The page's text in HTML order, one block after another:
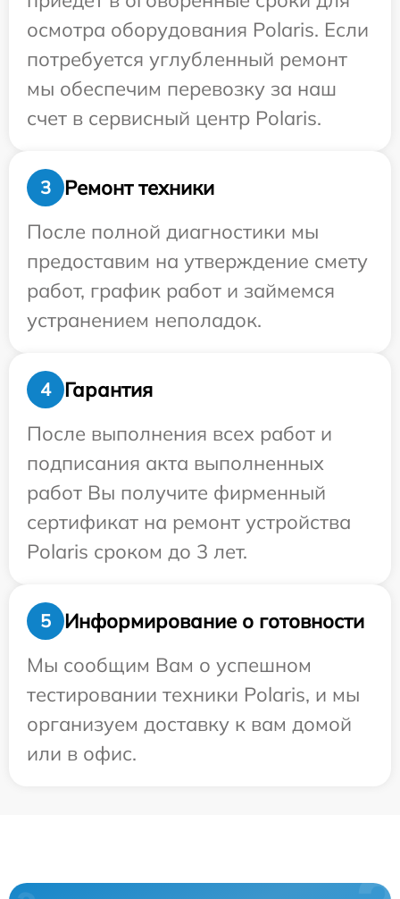
осмотра оборудования Polaris. Если
потребуется углубленный ремонт
мы обеспечим перевозку за наш
счет в сервисный центр Polaris.
3
Ремонт техники
После полной диагностики мы
предоставим на утверждение смету
работ, график работ и займемся
устранением неполадок.
4
Гарантия
После выполнения всех работ и
подписания акта выполненных
работ Вы получите фирменный
сертификат на ремонт устройства
Polaris сроком до 3 лет.
5
Информирование о готовности
Мы сообщим Вам о успешном
тестировании техники Polaris, и мы
организуем доставку к вам домой
или в офис.